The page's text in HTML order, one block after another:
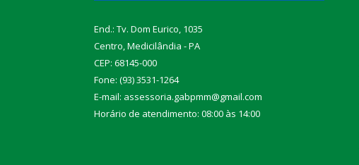
End.: Tv. Dom Eurico, 1035
Centro, Medicilândia - PA
CEP: 68145-000
Fone: (93) 3531-1264
E-mail: assessoria.gabpmm@gmail.com
Horário de atendimento: 08:00 às 14:00